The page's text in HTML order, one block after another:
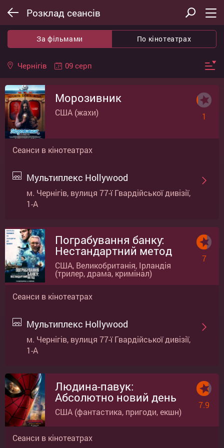
Розклад сеансів
За фільмами По кінотеатрах
Чернігів 09 серп
Морозивник
США (жахи) 1
Сеанси в кінотеатрах
Мультиплекс Hollywood
м. Чернігів, вулиця 77-ї Гвардійської дивізії,
1-А
Пограбування банку:
Нестандартний метод
США, Великобританія, Ірландія
(трилер, драма, кримінал)
7
Сеанси в кінотеатрах
Мультиплекс Hollywood
м. Чернігів, вулиця 77-ї Гвардійської дивізії,
1-А
Людина-павук:
Абсолютно новий день
США (фантастика, пригоди, екшн)
7.9
Сеанси в кінотеатрах